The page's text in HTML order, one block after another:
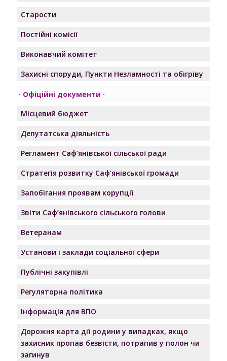
Старости
Постійні комісії
Виконавчий комітет
Захисні споруди, Пункти Незламності та обігріву
Офіційні документи
Місцевий бюджет
Депутатська діяльність
Регламент Саф’янівської сільської ради
Стратегія розвитку Саф’янівської громади
Запобігання проявам корупції
Звіти Саф’янівського сільського голови
Ветеранам
Установи і заклади соціальної сфери
Публічні закупівлі
Регуляторна політика
Інформація для ВПО
Дорожня карта дії родини у випадках, якщо
захисник пропав безвісти, потрапив у полон чи
загинув